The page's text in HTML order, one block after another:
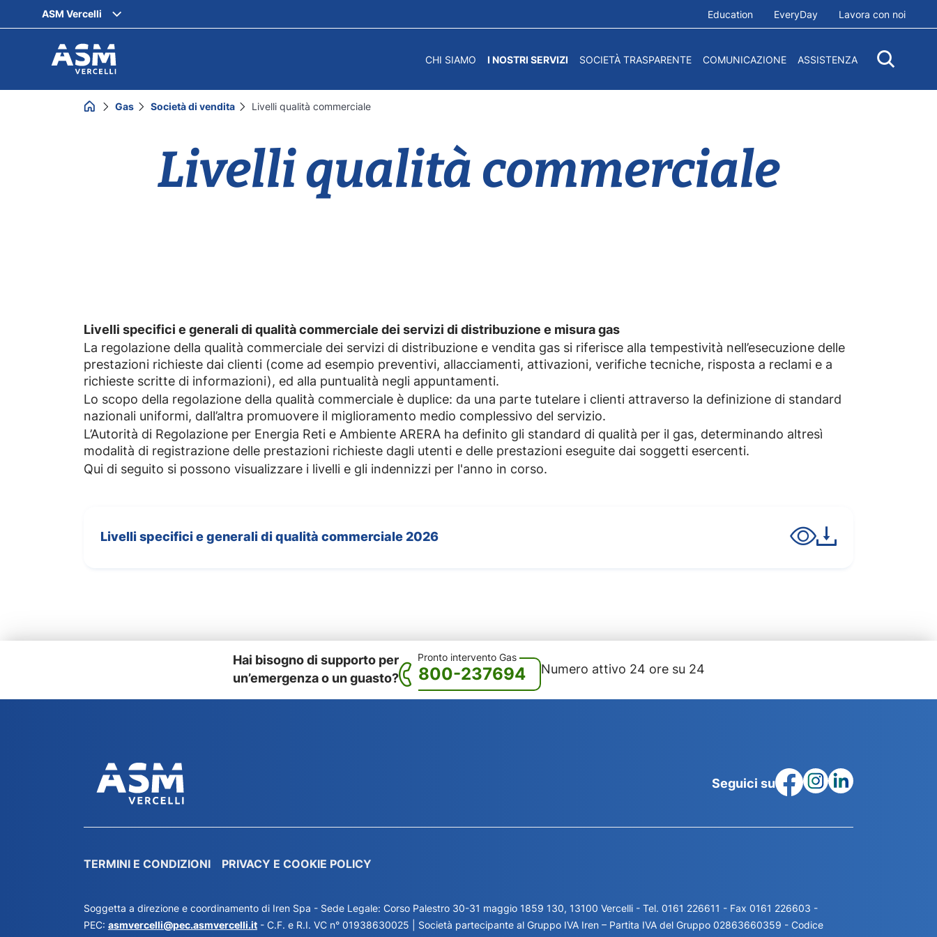
ASM Vercelli Education EveryDay Lavora con noi
CHI SIAMO I NOSTRI SERVIZI SOCIETÀ TRASPARENTE COMUNICAZIONE ASSISTENZA
Gas Società di vendita Livelli qualità commerciale
Livelli qualità commerciale
Livelli specifici e generali di qualità commerciale dei servizi di distribuzione e misura gas
La regolazione della qualità commerciale dei servizi di distribuzione e vendita gas si riferisce alla tempestività nell’esecuzione delle
prestazioni richieste dai clienti (come ad esempio preventivi, allacciamenti, attivazioni, verifiche tecniche, risposta a reclami e a
richieste scritte di informazioni), ed alla puntualità negli appuntamenti.
Lo scopo della regolazione della qualità commerciale è duplice: da una parte tutelare i clienti attraverso la definizione di standard
nazionali uniformi, dall’altra promuovere il miglioramento medio complessivo del servizio.
L’Autorità di Regolazione per Energia Reti e Ambiente ARERA ha definito gli standard di qualità per il gas, determinando altresì
modalità di registrazione delle prestazioni richieste dagli utenti e delle prestazioni eseguite dai soggetti esercenti.
Qui di seguito si possono visualizzare i livelli e gli indennizzi per l'anno in corso.
Livelli specifici e generali di qualità commerciale 2026
Hai bisogno di supporto per
un’emergenza o un guasto?
Pronto intervento Gas
800-237694 Numero attivo 24 ore su 24
Seguici su
TERMINI E CONDIZIONI PRIVACY E COOKIE POLICY
Soggetta a direzione e coordinamento di Iren Spa - Sede Legale: Corso Palestro 30-31 maggio 1859 130, 13100 Vercelli - Tel. 0161 226611 - Fax 0161 226603 -
PEC: asmvercelli@pec.asmvercelli.it - C.F. e R.I. VC n° 01938630025 | Società partecipante al Gruppo IVA Iren – Partita IVA del Gruppo 02863660359 - Codice